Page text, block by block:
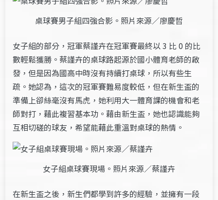
桌球賽男子組四強合影。照片來源／廖慶哲
女子組的部分，冠軍蔡謹卉在冠軍賽最終以 3 比 0 的比
數輕鬆獲勝。蔡謹卉的桌球路起源於國小體育老師的啟
發，但是因為國高中時沒有持續打桌球，所以有些生
疏。她認為，這次的冠軍賽難易度較低，但在新生盃的
準備上卻絲毫沒有馬虎，她利用大一體育課的機會和老
師對打，藉此複習基本功。藉由新生盃，她也認識能夠
互相切磋的球友，希望能藉此重溫對桌球的熱情。
女子組桌球賽現場。照片來源／蔡謹卉
在新生盃之後，新生們都學到許多的經驗，並擁有一段